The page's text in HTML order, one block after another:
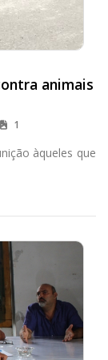
animais
1
àqueles que